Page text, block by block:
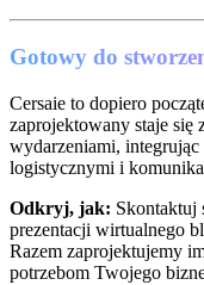
Gotowy do
Cersaie to dopiero
zaprojektowany staje się
wydarzeniami,
logistycznymi i
Odkryj, jak: Skontaktuj
prezentacji wirtualnego
Razem zaprojektujemy
potrzebom Twojego